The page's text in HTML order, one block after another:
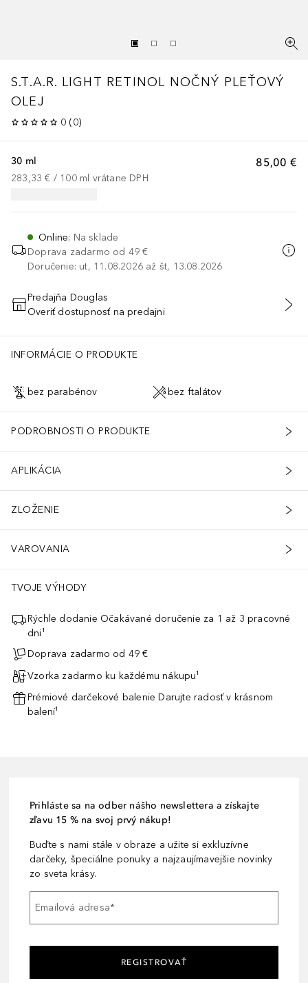
S.T.A.R. LIGHT RETINOL NOČNÝ PLEŤOVÝ
OLEJ
0 (0)
85,00 €
30 ml
283,33 € / 100 ml vrátane DPH
Online: Na sklade
Doprava zadarmo od 49 €
Doručenie: ut, 11.08.2026 až št, 13.08.2026
PRIDAŤ DO KOŠÍKA
Predajňa Douglas
Overiť dostupnosť na predajni
INFORMÁCIE O PRODUKTE
bez parabénov bez ftalátov
PODROBNOSTI O PRODUKTE
APLIKÁCIA
ZLOŽENIE
VAROVANIA
vlastnosti, a to má za výsledok
TVOJE VÝHODY
Rýchle dodanie Očakávané doručenie za 1 až 3 pracovné
dni¹
Doprava zadarmo od 49 €
Vzorka zadarmo ku každému nákupu¹
Prémiové darčekové balenie Darujte radosť v krásnom
balení¹
Prihláste sa na odber nášho newslettera a získajte
zľavu 15 % na svoj prvý nákup!
Buďte s nami stále v obraze a užite si exkluzívne
darčeky, špeciálne ponuky a najzaujímavejšie novinky
zo sveta krásy.
Emailová adresa*
REGISTROVAŤ